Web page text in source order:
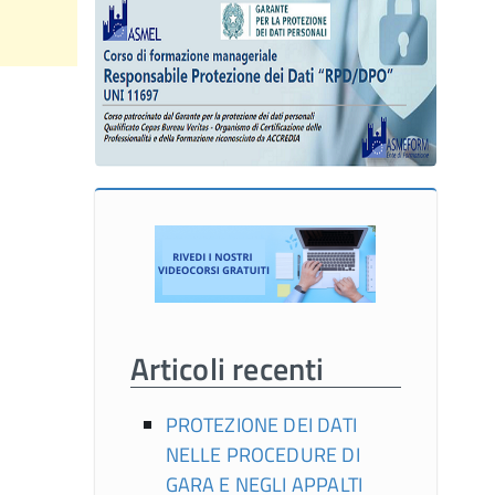
Articoli recenti
PROTEZIONE DEI DATI
NELLE PROCEDURE DI
GARA E NEGLI APPALTI